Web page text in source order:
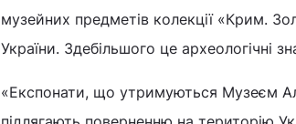
музейних предметів колекції «Крим.
України. Здебільшого це археологічні
«Експонати, що утримуються Музеєм